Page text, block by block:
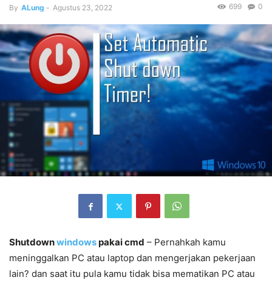
By ALung - Agustus 23, 2022 0
699
Shutdownwindowspakai cmd – Pernahkah kamu
meninggalkan PC atau laptop dan mengerjakan pekerjaan
lain? dan saat itu pula kamu tidak bisa mematikan PC atau